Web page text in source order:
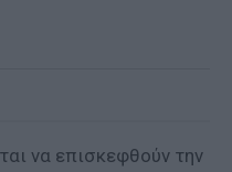
να επισκεφθούν την